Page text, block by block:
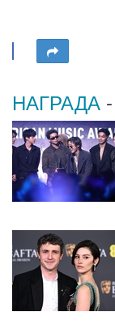
НАГРАДА